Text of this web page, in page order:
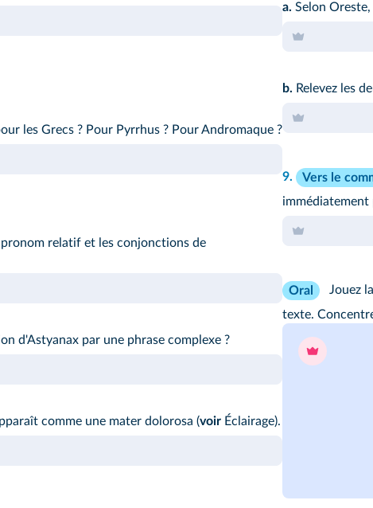
les Grecs ? Pour Pyrrhus ? Pour Andromaque ?
relatif et les conjonctions de
d'Astyanax par une phrase complexe ?
comme une mater dolorosa (voir Éclairage).
a. Selon
b. Relevez les
9. Vers le
immédiatement
Oral
Jouez
texte.